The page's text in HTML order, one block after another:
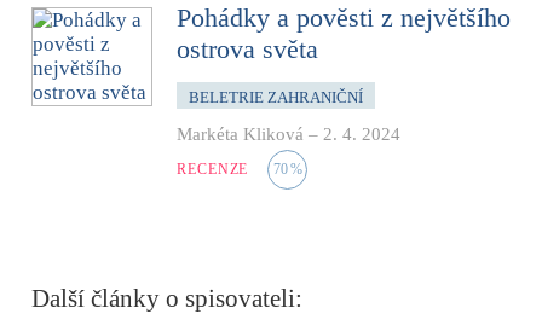
Pohádky a pověsti z největšího
ostrova světa
BELETRIE ZAHRANIČNÍ
Markéta Kliková – 2. 4. 2024
RECENZE 70%
Další články o spisovateli: